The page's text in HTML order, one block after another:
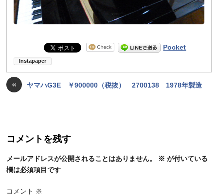
Pocket
« ヤマハG3E ￥900000（税抜） 2700138 1978年製造
コメントを残す
メールアドレスが公開されることはありません。 ※ が付いている
欄は必須項目です
コメント ※